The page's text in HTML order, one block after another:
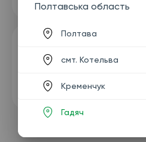
Полтавська область
Полтава
смт. Котельва
Кременчук
Гадяч